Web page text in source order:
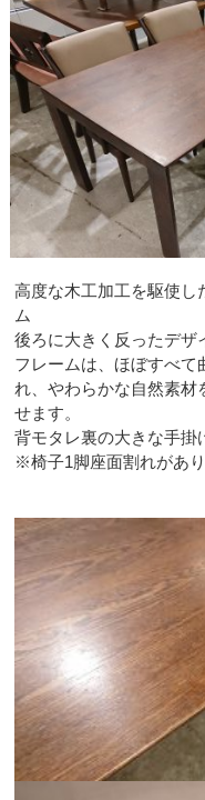
高度な木工加工を駆使し
ム
後ろに大きく反ったデザ
フレームは、ほぼすべて
れ、やわらかな自然素材
せます。
背モタレ裏の大きな手掛
※椅子1脚座面割れがあり